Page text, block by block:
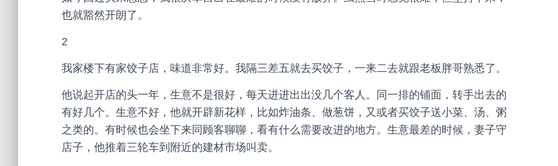
也就豁然开朗了。
2
我家楼下有家饺子店，味道非常好。我隔三差五就去买饺子，一来二去就跟老板胖哥熟悉了。
他说起开店的头一年，生意不是很好，每天进进出出没几个客人。同一排的铺面，转手出去的
有好几个。生意不好，他就开辟新花样，比如炸油条、做葱饼，又或者买饺子送小菜、汤、粥
之类的。有时候也会坐下来同顾客聊聊，看有什么需要改进的地方。生意最差的时候，妻子守
店子，他推着三轮车到附近的建材市场叫卖。